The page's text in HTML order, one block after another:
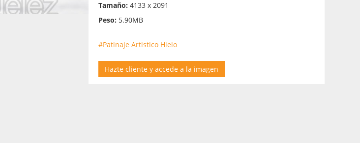
Tamaño: 4133 x 2091
Peso: 5.90MB
#Patinaje Artistico Hielo
Hazte cliente y accede a la imagen